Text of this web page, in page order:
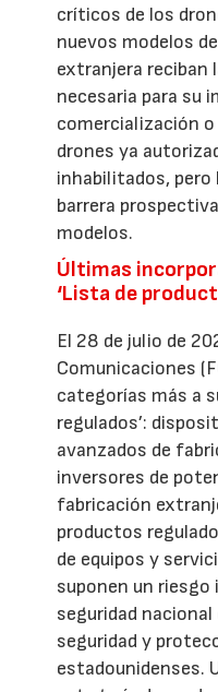
críticos de los
nuevos modelos
extranjera reciban
necesaria para su
comercialización o
drones ya
inhabilitados, pero
barrera
modelos.
Últimas
‘Lista de
El 28 de julio de
Comunicaciones
categorías más a
regulados’:
avanzados de
inversores de
fabricación
productos
de equipos y
suponen un riesgo
seguridad nacional
seguridad y
estadounidenses.